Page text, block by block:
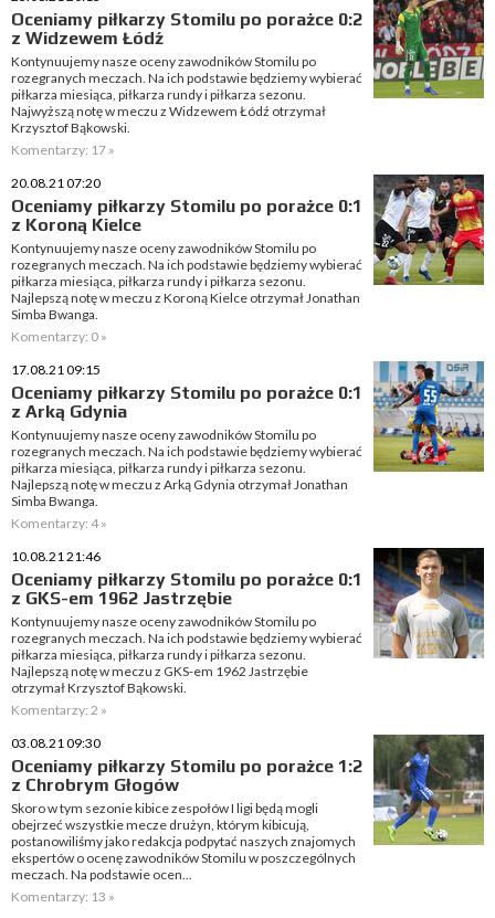
Oceniamy piłkarzy Stomilu po porażce 0:2
z Widzewem Łódź
Kontynuujemy nasze oceny zawodników Stomilu po
rozegranych meczach. Na ich podstawie będziemy wybierać
piłkarza miesiąca, piłkarza rundy i piłkarza sezonu.
Najwyższą notę w meczu z Widzewem Łódź otrzymał
Krzysztof Bąkowski.
Komentarzy: 17 »
20.08.21 07:20
Oceniamy piłkarzy Stomilu po porażce 0:1
z Koroną Kielce
Kontynuujemy nasze oceny zawodników Stomilu po
rozegranych meczach. Na ich podstawie będziemy wybierać
piłkarza miesiąca, piłkarza rundy i piłkarza sezonu.
Najlepszą notę w meczu z Koroną Kielce otrzymał Jonathan
Simba Bwanga.
Komentarzy: 0 »
17.08.21 09:15
Oceniamy piłkarzy Stomilu po porażce 0:1
z Arką Gdynia
Kontynuujemy nasze oceny zawodników Stomilu po
rozegranych meczach. Na ich podstawie będziemy wybierać
piłkarza miesiąca, piłkarza rundy i piłkarza sezonu.
Najlepszą notę w meczu z Arką Gdynia otrzymał Jonathan
Simba Bwanga.
Komentarzy: 4 »
10.08.21 21:46
Oceniamy piłkarzy Stomilu po porażce 0:1
z GKS-em 1962 Jastrzębie
Kontynuujemy nasze oceny zawodników Stomilu po
rozegranych meczach. Na ich podstawie będziemy wybierać
piłkarza miesiąca, piłkarza rundy i piłkarza sezonu.
Najlepszą notę w meczu z GKS-em 1962 Jastrzębie
otrzymał Krzysztof Bąkowski.
Komentarzy: 2 »
03.08.21 09:30
Oceniamy piłkarzy Stomilu po porażce 1:2
z Chrobrym Głogów
Skoro w tym sezonie kibice zespołów I ligi będą mogli
obejrzeć wszystkie mecze drużyn, którym kibicują,
postanowiliśmy jako redakcja podpytać naszych znajomych
ekspertów o ocenę zawodników Stomilu w poszczególnych
meczach. Na podstawie ocen...
Komentarzy: 13 »